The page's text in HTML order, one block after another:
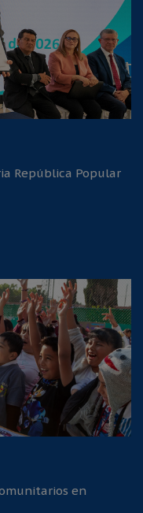
República Popular
en